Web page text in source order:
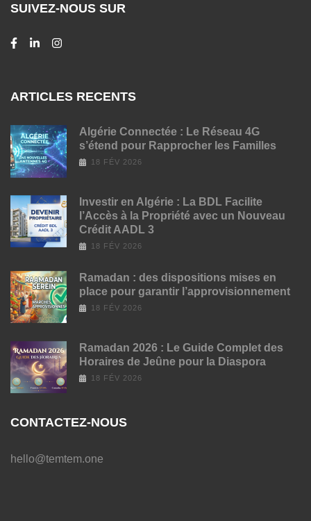
SUIVEZ-NOUS SUR
ARTICLES RECENTS
Algérie Connectée : Le Réseau 4G
s’étend pour Rapprocher les Familles
18 FÉV 2026
Investir en Algérie : La BDL Facilite
l’Accès à la Propriété avec un Nouveau
Crédit AADL 3
18 FÉV 2026
Ramadan : des dispositions mises en
place pour garantir l’approvisionnement
18 FÉV 2026
Ramadan 2026 : Le Guide Complet des
Horaires de Jeûne pour la Diaspora
18 FÉV 2026
CONTACTEZ-NOUS
hello@temtem.one